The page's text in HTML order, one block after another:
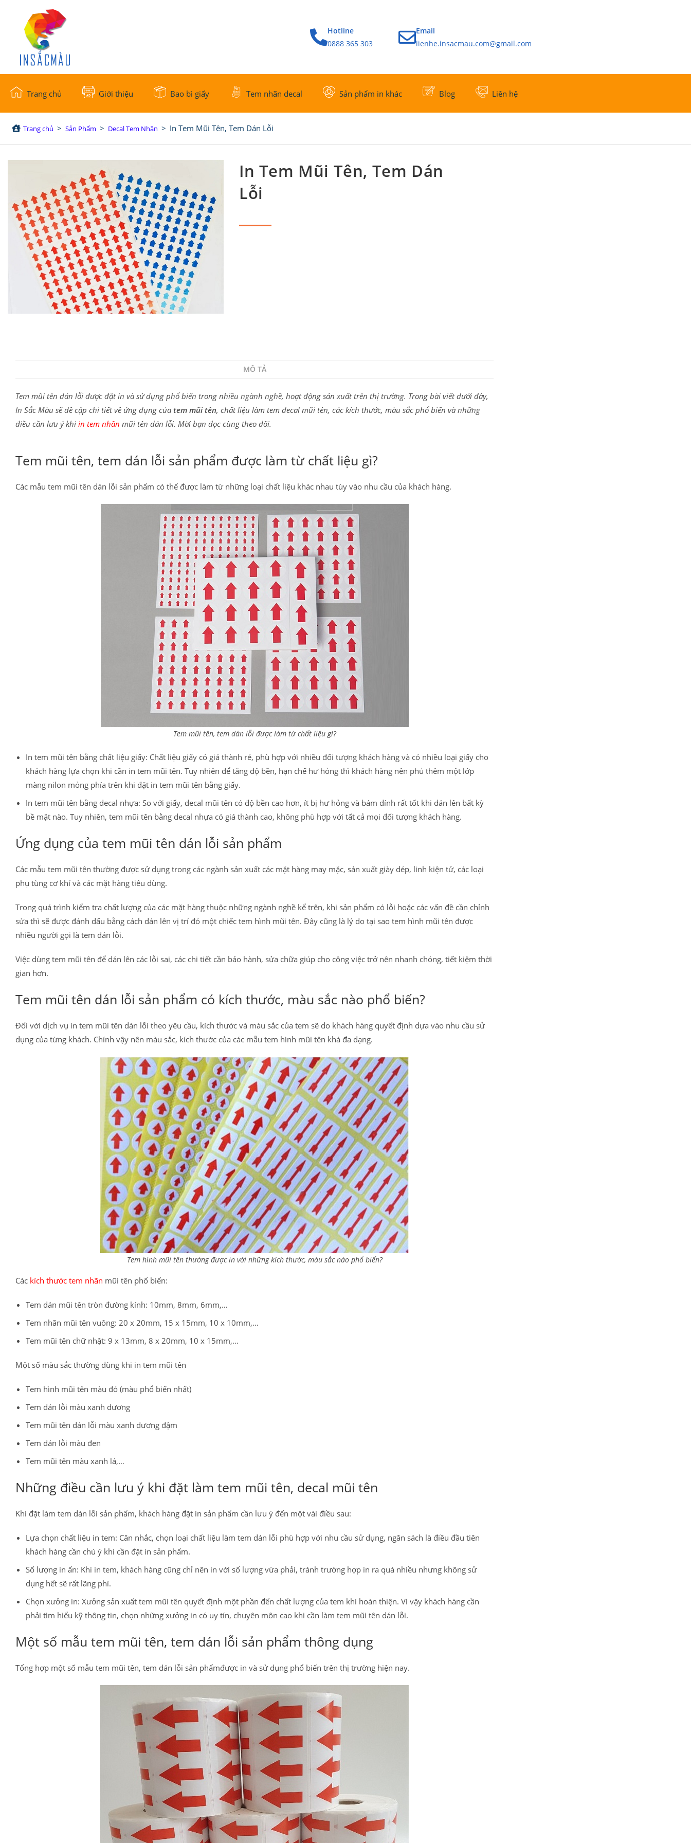
Hotline
0888 365 303
Email
lienhe.insacmau.com@gmail.com
Trang chủ Giới thiệu Bao bì giấy Tem nhãn decal Sản phẩm in khác Blog Liên hệ
Trang chủ > Sản Phẩm > Decal Tem Nhãn > In Tem Mũi Tên, Tem Dán Lỗi
In Tem Mũi Tên, Tem Dán
Lỗi
MÔ TẢ
Tem mũi tên dán lỗi được đặt in và sử dụng phổ biến trong nhiều ngành nghề, hoạt động sản xuất trên thị trường. Trong bài viết dưới đây,
In Sắc Màu sẽ đề cập chi tiết về ứng dụng của tem mũi tên, chất liệu làm tem decal mũi tên, các kích thước, màu sắc phổ biến và những
điều cần lưu ý khi in tem nhãn mũi tên dán lỗi. Mời bạn đọc cùng theo dõi.
Tem mũi tên, tem dán lỗi sản phẩm được làm từ chất liệu gì?
Các mẫu tem mũi tên dán lỗi sản phẩm có thể được làm từ những loại chất liệu khác nhau tùy vào nhu cầu của khách hàng.
Tem mũi tên, tem dán lỗi được làm từ chất liệu gì?
In tem mũi tên bằng chất liệu giấy: Chất liệu giấy có giá thành rẻ, phù hợp với nhiều đối tượng khách hàng và có nhiều loại giấy cho
khách hàng lựa chọn khi cần in tem mũi tên. Tuy nhiên để tăng độ bền, hạn chế hư hỏng thì khách hàng nên phủ thêm một lớp
màng nilon mỏng phía trên khi đặt in tem mũi tên bằng giấy.
In tem mũi tên bằng decal nhựa: So với giấy, decal mũi tên có độ bền cao hơn, ít bị hư hỏng và bám dính rất tốt khi dán lên bất kỳ
bề mặt nào. Tuy nhiên, tem mũi tên bằng decal nhựa có giá thành cao, không phù hợp với tất cả mọi đối tượng khách hàng.
Ứng dụng của tem mũi tên dán lỗi sản phẩm
Các mẫu tem mũi tên thường được sử dụng trong các ngành sản xuất các mặt hàng may mặc, sản xuất giày dép, linh kiện tử, các loại
phụ tùng cơ khí và các mặt hàng tiêu dùng.
Trong quá trình kiểm tra chất lượng của các mặt hàng thuộc những ngành nghề kể trên, khi sản phẩm có lỗi hoặc các vấn đề cần chỉnh
sửa thì sẽ được đánh dấu bằng cách dán lên vị trí đó một chiếc tem hình mũi tên. Đây cũng là lý do tại sao tem hình mũi tên được
nhiều người gọi là tem dán lỗi.
Việc dùng tem mũi tên để dán lên các lỗi sai, các chi tiết cần bảo hành, sửa chữa giúp cho công việc trở nên nhanh chóng, tiết kiệm thời
gian hơn.
Tem mũi tên dán lỗi sản phẩm có kích thước, màu sắc nào phổ biến?
Đối với dịch vụ in tem mũi tên dán lỗi theo yêu cầu, kích thước và màu sắc của tem sẽ do khách hàng quyết định dựa vào nhu cầu sử
dụng của từng khách. Chính vậy nên màu sắc, kích thước của các mẫu tem hình mũi tên khá đa dạng.
Tem hình mũi tên thường được in với những kích thước, màu sắc nào phổ biến?
Các kích thước tem nhãn mũi tên phổ biến:
Tem dán mũi tên tròn đường kính: 10mm, 8mm, 6mm,…
Tem nhãn mũi tên vuông: 20 x 20mm, 15 x 15mm, 10 x 10mm,…
Tem mũi tên chữ nhật: 9 x 13mm, 8 x 20mm, 10 x 15mm,…
Một số màu sắc thường dùng khi in tem mũi tên
Tem hình mũi tên màu đỏ (màu phổ biến nhất)
Tem dán lỗi màu xanh dương
Tem mũi tên dán lỗi màu xanh dương đậm
Tem dán lỗi màu đen
Tem mũi tên màu xanh lá,…
Những điều cần lưu ý khi đặt làm tem mũi tên, decal mũi tên
Khi đặt làm tem dán lỗi sản phẩm, khách hàng đặt in sản phẩm cần lưu ý đến một vài điều sau:
Lựa chọn chất liệu in tem: Cân nhắc, chọn loại chất liệu làm tem dán lỗi phù hợp với nhu cầu sử dụng, ngân sách là điều đầu tiên
khách hàng cần chú ý khi cần đặt in sản phẩm.
Số lượng in ấn: Khi in tem, khách hàng cũng chỉ nên in với số lượng vừa phải, tránh trường hợp in ra quá nhiều nhưng không sử
dụng hết sẽ rất lãng phí.
Chọn xưởng in: Xưởng sản xuất tem mũi tên quyết định một phần đến chất lượng của tem khi hoàn thiện. Vì vậy khách hàng cần
phải tìm hiểu kỹ thông tin, chọn những xưởng in có uy tín, chuyên môn cao khi cần làm tem mũi tên dán lỗi.
Một số mẫu tem mũi tên, tem dán lỗi sản phẩm thông dụng
Tổng hợp một số mẫu tem mũi tên, tem dán lỗi sản phẩmđược in và sử dụng phổ biến trên thị trường hiện nay.